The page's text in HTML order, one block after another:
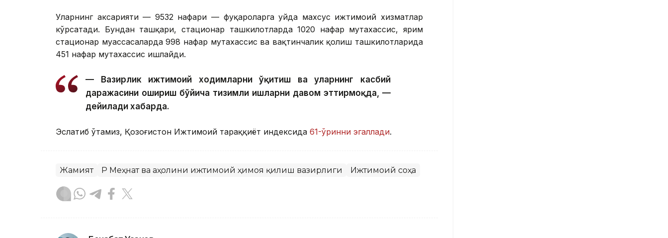
Уларнинг аксарияти — 9532 нафари — фуқароларга уйда махсус ижтимоий хизматлар
кўрсатади. Бундан ташқари, стационар ташкилотларда 1020 нафар мутахассис, ярим
стационар муассасаларда 998 нафар мутахассис ва вақтинчалик қолиш ташкилотларида
451 нафар мутахассис ишлайди.
— Вазирлик ижтимоий ходимларни ўқитиш ва уларнинг касбий
даражасини ошириш бўйича тизимли ишларни давом эттирмоқда, —
дейилади хабарда.
Эслатиб ўтамиз, Қозоғистон Ижтимоий тараққиёт индексида 61-ўринни эгаллади.
Жамият ҚР Меҳнат ва аҳолини ижтимоий ҳимоя қилиш вазирлиги Ижтимоий соҳа